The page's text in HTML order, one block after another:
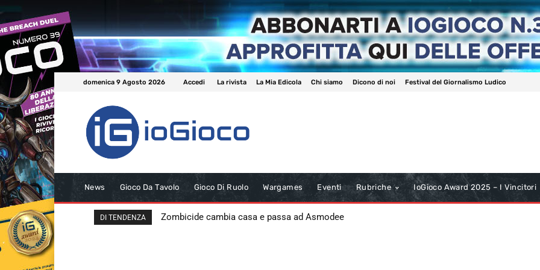
domenica 9 Agosto 2026 Accedi La rivista La Mia Edicola Chi siamo Dicono di noi Festival del Giornalismo Ludico
News Gioco Da Tavolo Gioco Di Ruolo Wargames Eventi Rubriche IoGioco Award 2025 – I Vincitori
DI TENDENZA Zombicide cambia casa e passa ad Asmodee